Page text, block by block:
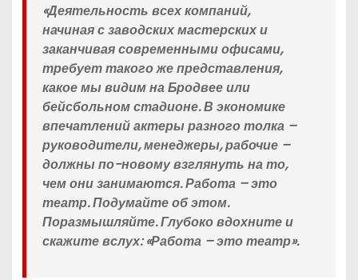
«Деятельность всех компаний,
начиная с заводских мастерских и
заканчивая современными офисами,
требует такого же представления,
какое мы видим на Бродвее или
бейсбольном стадионе. В экономике
впечатлений актеры разного толка –
руководители, менеджеры, рабочие –
должны по-новому взглянуть на то,
чем они занимаются. Работа – это
театр. Подумайте об этом.
Поразмышляйте. Глубоко вдохните и
скажите вслух: «Работа – это театр».